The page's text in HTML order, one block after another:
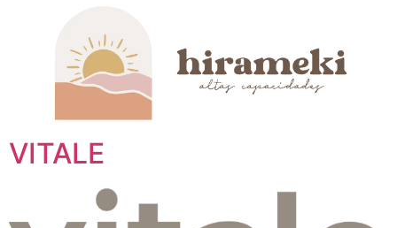
VITALE